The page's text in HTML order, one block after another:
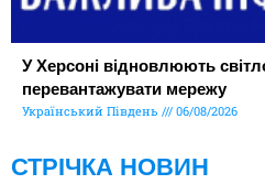
У Херсоні відновлюють
перевантажувати мережу
Український Південь 06/08/2026
СТРІЧКА НОВИН